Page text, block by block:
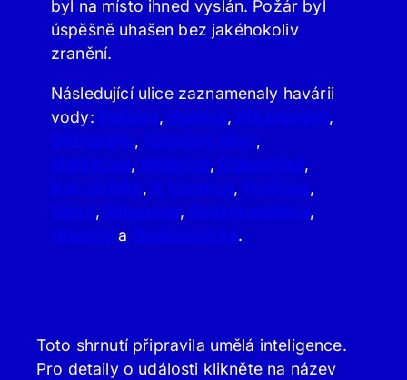
byl na místo ihned vyslán. Požár byl
úspěšně uhašen bez jakéhokoliv
zranění.
Následující ulice zaznamenaly havárii
vody: Pešlova, Vojtova, Mikanových,
Bělinského, Podvinný Mlýn,
Matějkova, Místecká, Děbolínská,
Krkonošská, K Vápence, Preslova,
Újezd, Rabasova, Podkrkonošská,
Hraniční a Domanovická.
Toto shrnutí připravila umělá inteligence.
Pro detaily o události klikněte na název